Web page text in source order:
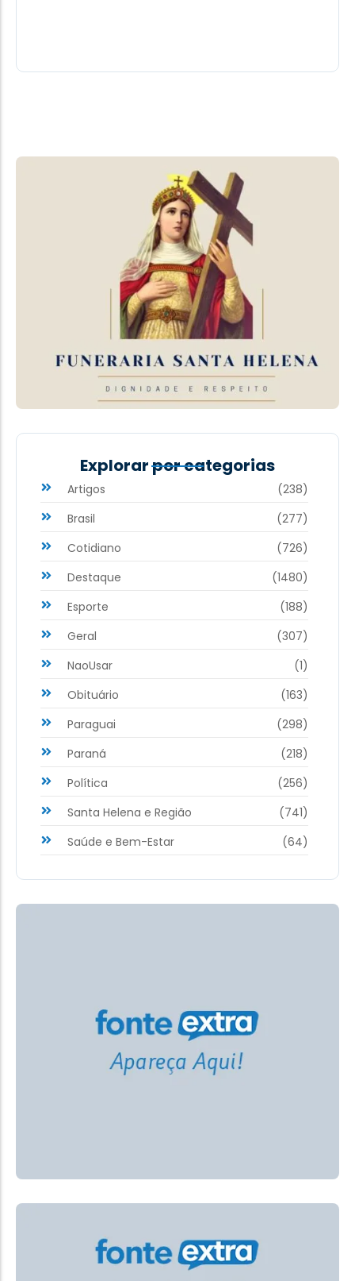
Explorar por categorias
Artigos
(238)
Brasil
(277)
Cotidiano
(726)
Destaque
(1480)
Esporte
(188)
Geral
(307)
NaoUsar
(1)
Obituário
(163)
Paraguai
(298)
Paraná
(218)
Política
(256)
Santa Helena e Região
(741)
Saúde e Bem-Estar
(64)